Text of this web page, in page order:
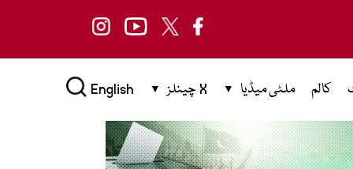
کالم ملٹی میڈیا X چینلز English